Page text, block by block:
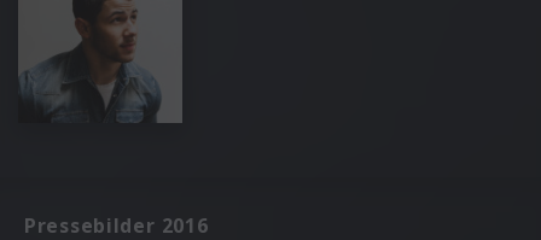
Pressebilder 2016